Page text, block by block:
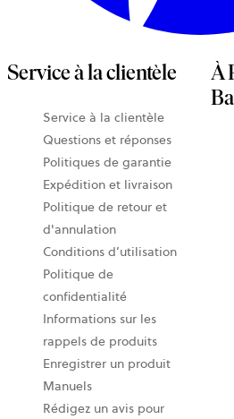
Service à la clientèle
Service à la clientèle
Questions et réponses
Politiques de garantie
Expédition et livraison
Politique de retour et
d'annulation
Conditions d’utilisation
Politique de
confidentialité
Informations sur les
rappels de produits
Enregistrer un produit
Manuels
Rédigez un avis pour
À